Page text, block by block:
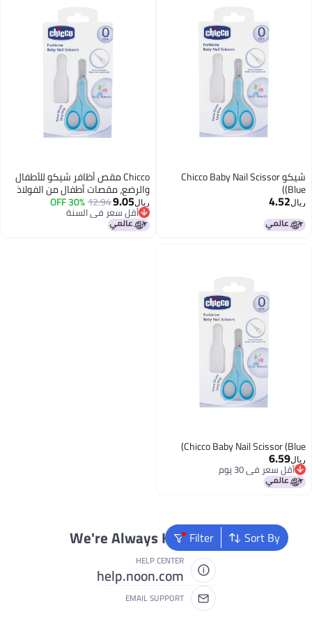
شيكو Chicco Baby Nail Scissor
4.52
Chicco مقص أظافر شيكو للأطفال
والرضع، مقصات أطفال من الفولاذ
المقاوم للصدأ مع شفرات منحنية
ونهايات مدورة، علبة واقية، مقبض
مطاطي غير قابل للانزلاق، ملحقات
9.05
12.94
30% OFF
أقل سعر في السنة
أقل سعر في السنة
Chicco Baby Nail Scissor
6.59
أقل سعر في 30 يوم
أقل سعر في 30 يوم
Sort By
Filter
We're Always Here To Help
HELP CENTER
help.noon.com
EMAIL SUPPORT